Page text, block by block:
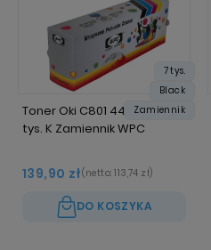
7 tys.
Black
Zamiennik
Toner Oki C801 44643004 7
tys. K Zamiennik WPC
139,90 zł(netto: 113,74 zł)
DO KOSZYKA